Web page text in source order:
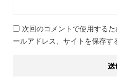
次回のコメントで使用する
ールアドレス、サイトを保存す